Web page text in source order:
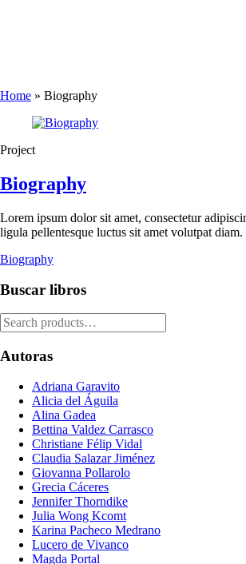
Home » Biography
Project
Biography
Lorem ipsum dolor sit amet, consectetur
ligula pellentesque luctus sit amet volutpat
Biography
Buscar libros
Autoras
Adriana Garavito
Alicia del Águila
Alina Gadea
Bettina Valdez Carrasco
Christiane Félip Vidal
Claudia Salazar Jiménez
Giovanna Pollarolo
Grecia Cáceres
Jennifer Thorndike
Julia Wong Kcomt
Karina Pacheco Medrano
Lucero de Vivanco
Magda Portal